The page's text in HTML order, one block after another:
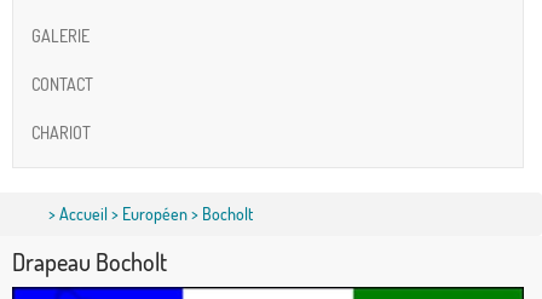
GALERIE
CONTACT
CHARIOT
>Accueil> Européen> Bocholt
Drapeau Bocholt